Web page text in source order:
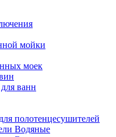
мойки
моек
ванн
полотенцесушителей
Водяные